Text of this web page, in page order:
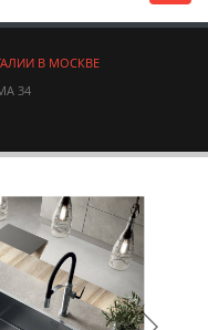
В МОСКВЕ
34